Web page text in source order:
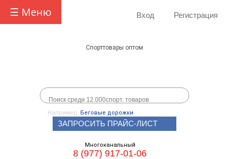
☰ Меню Вход Регистрация
Спорттовары оптом
Например, Беговые дорожки
ЗАПРОСИТЬ ПРАЙС-ЛИСТ
Многоканальный
8 (977) 917-01-06